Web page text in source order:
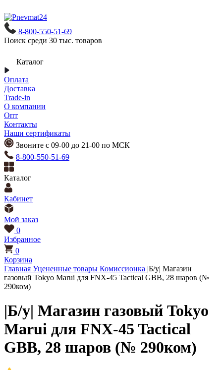
8-800-550-51-69
Поиск среди 30 тыс. товаров
Каталог
Оплата
Доставка
Trade-in
О компании
Опт
Контакты
Наши сертификаты
Звоните с 09-00 до 21-00 по МСК
8-800-550-51-69
Каталог
Кабинет
Мой заказ
0
Избранное
0
Корзина
Главная Уцененные товары Комиссионка |Б/у| Магазин
газовый Tokyo Marui для FNX-45 Tactical GBB, 28 шаров (№
290ком)
|Б/у| Магазин газовый Tokyo
Marui для FNX-45 Tactical
GBB, 28 шаров (№ 290ком)